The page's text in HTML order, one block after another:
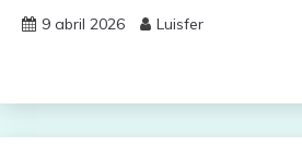
9 abril 2026 Luisfer